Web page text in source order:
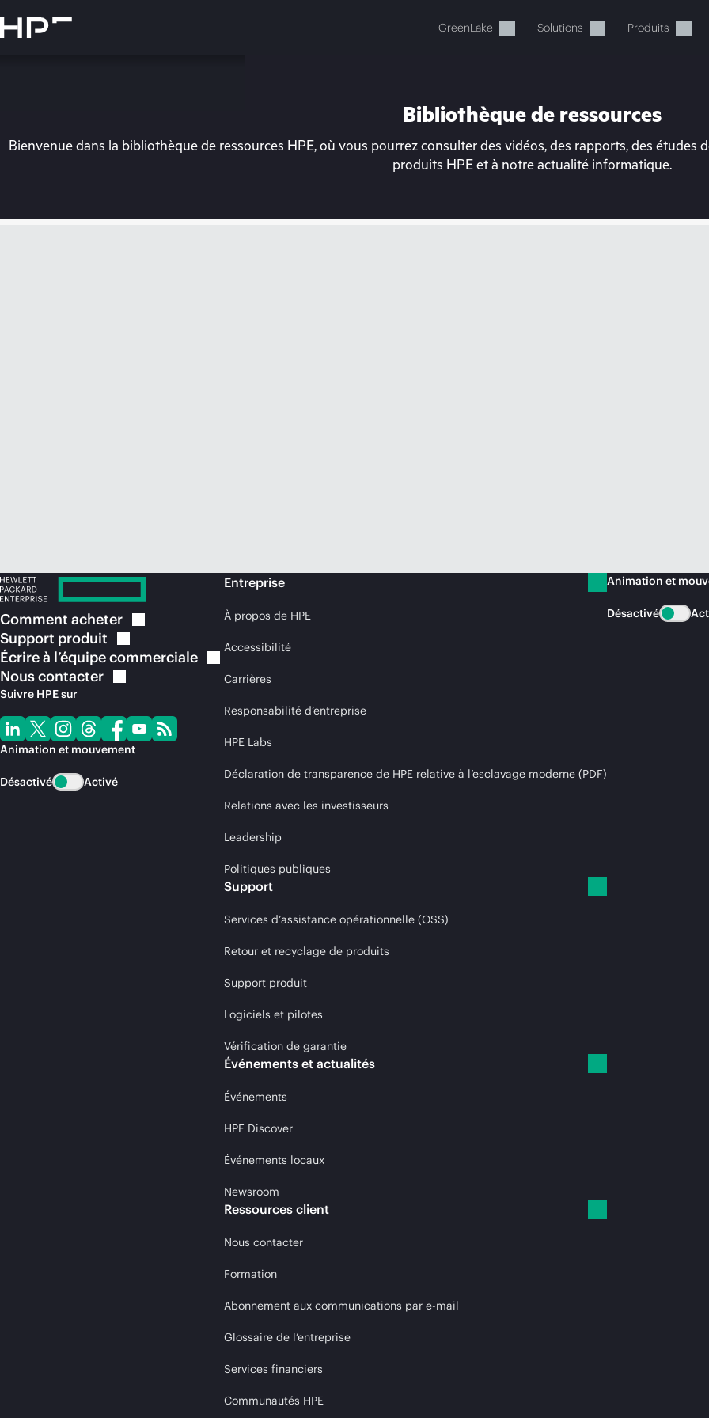
au
contenu
GreenLake Solutions Produits
Votre panier est actuellement
Bibliothèque de ressources
Bienvenue dans la bibliothèque de ressources HPE, où vous pourrez consulter des vidéos, des rapports, des études
produits HPE et à notre actualité informatique.
Comment acheter
Support produit
Écrire à l’équipecommerciale
Nouscontacter
Suivre HPE sur
Animation et mouvement
Désactivé Activé
Entreprise
À propos de HPE
Accessibilité
Carrières
Responsabilité d’entreprise
HPE Labs
Déclaration de transparence de HPE relative à l’esclavage moderne (PDF)
Relations avec les investisseurs
Leadership
Politiques publiques
Support
Services d’assistance opérationnelle (OSS)
Retour et recyclage de produits
Support produit
Logiciels et pilotes
Vérification de garantie
Événements et actualités
Événements
HPE Discover
Événements locaux
Newsroom
Ressources client
Nous contacter
Formation
Abonnement aux communications par e-mail
Glossaire de l’entreprise
Services financiers
Communautés HPE
Animation et
Désactivé